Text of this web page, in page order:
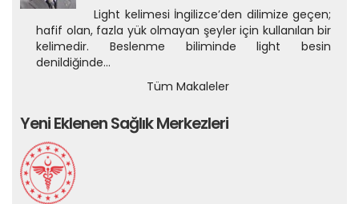
Light kelimesi İngilizce’den dilimize geçen;
hafif olan, fazla yük olmayan şeyler için kullanılan bir
kelimedir. Beslenme biliminde light besin
denildiğinde...
Tüm Makaleler
Yeni Eklenen Sağlık Merkezleri